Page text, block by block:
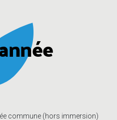
commune (hors immersion)